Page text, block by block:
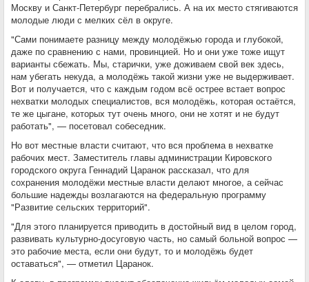
Москву и Санкт-Петербург перебрались. А на их место стягиваются
молодые люди с мелких сёл в округе.
"Сами понимаете разницу между молодёжью города и глубокой,
даже по сравнению с нами, провинцией. Но и они уже тоже ищут
варианты сбежать. Мы, старички, уже доживаем свой век здесь,
нам убегать некуда, а молодёжь такой жизни уже не выдерживает.
Вот и получается, что с каждым годом всё острее встает вопрос
нехватки молодых специалистов, вся молодёжь, которая остаётся,
те же цыгане, которых тут очень много, они не хотят и не будут
работать", — посетовал собеседник.
Но вот местные власти считают, что вся проблема в нехватке
рабочих мест. Заместитель главы администрации Кировского
городского округа Геннадий Царанок рассказал, что для
сохранения молодёжи местные власти делают многое, а сейчас
большие надежды возлагаются на федеральную программу
"Развитие сельских территорий".
"Для этого планируется приводить в достойный вид в целом город,
развивать культурно-досуговую часть, но самый больной вопрос —
это рабочие места, если они будут, то и молодёжь будет
оставаться", — отметил Царанок.